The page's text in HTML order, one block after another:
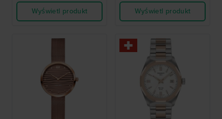
Wyświetl produkt
Wyświetl produkt